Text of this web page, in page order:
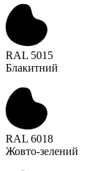
RAL 5015
Блакитний
RAL 6018
Жовто-зелений